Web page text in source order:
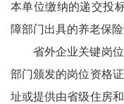
本单位缴纳的递交投
障部门出具的养老保险
省外企业关键岗
部门颁发的岗位资格
址或提供由省级住房